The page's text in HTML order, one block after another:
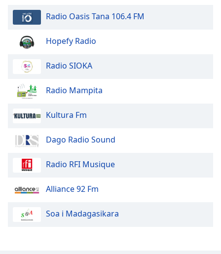
Radio Oasis Tana 106.4 FM
Hopefy Radio
Radio SIOKA
Radio Mampita
Kultura Fm
Dago Radio Sound
Radio RFI Musique
Alliance 92 Fm
Soa i Madagasikara